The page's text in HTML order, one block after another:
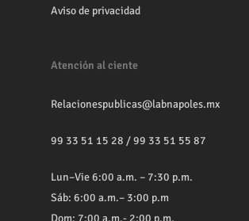
Aviso de privacidad
Atención al ciente
Relacionespublicas@labnapoles.mx
99 33 51 15 28 /99 33 51 55 87
Lun–Vie 6:00 a.m. – 7:30 p.m.
Sáb: 6:00 a.m.– 3:00 p.m
Dom: 7:00 a.m.- 2:00 p.m.